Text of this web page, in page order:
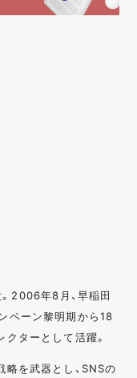
2006年8月、早稲田
ペーン黎明期から18
ターとして活躍。
略を武器とし、SNSの